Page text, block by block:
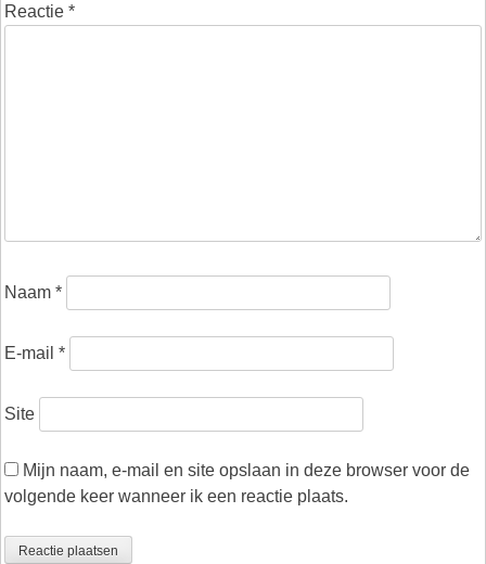
Reactie *
Naam *
E-mail *
Site
Mijn naam, e-mail en site opslaan in deze browser voor de
volgende keer wanneer ik een reactie plaats.